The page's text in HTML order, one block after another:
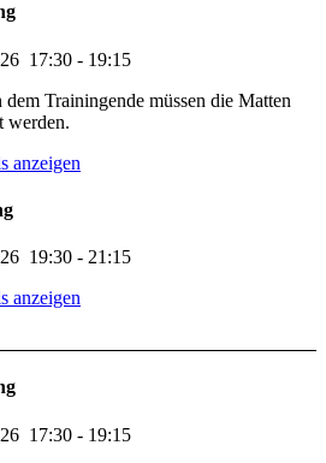
17:30 - 19:15
Trainingende müssen die Matten
werden.
anzeigen
19:30 - 21:15
anzeigen
17:30 - 19:15